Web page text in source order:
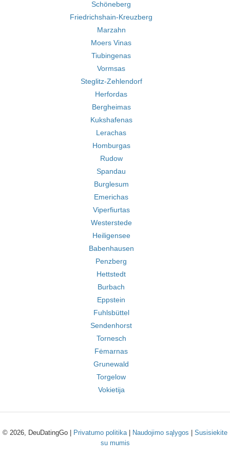
Schöneberg
Friedrichshain-Kreuzberg
Marzahn
Moers Vinas
Tiubingenas
Vormsas
Steglitz-Zehlendorf
Herfordas
Bergheimas
Kukshafenas
Lerachas
Homburgas
Rudow
Spandau
Burglesum
Emerichas
Viperfiurtas
Westerstede
Heiligensee
Babenhausen
Penzberg
Hettstedt
Burbach
Eppstein
Fuhlsbüttel
Sendenhorst
Tornesch
Fėmarnas
Grunewald
Torgelow
Vokietija
© 2026, DeuDatingGo | Privatumo politika| Naudojimo sąlygos
Susisiekite
su mumis